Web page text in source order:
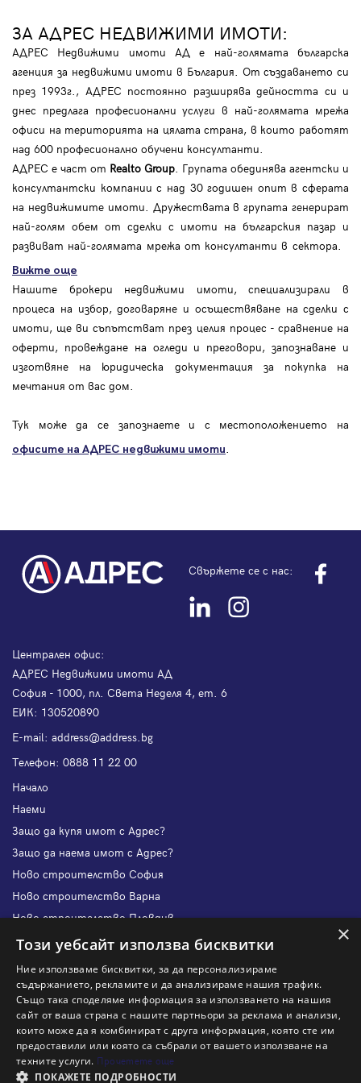
ЗА АДРЕС НЕДВИЖИМИ ИМОТИ:
АДРЕС Недвижими имоти АД е най-голямата българска
агенция за недвижими имоти в България. От създаването си
през 1993г., АДРЕС постоянно разширява дейността си и
днес предлага професионални услуги в най-голямата мрежа
офиси на територията на цялата страна, в които работят
над 600 професионално обучени консултанти.
АДРЕС е част от Realto Group . Групата обединява агентски и
консултантски компании с над 30 годишен опит в сферата
на недвижимите имоти. Дружествата в групата генерират
най-голям обем от сделки с имоти на българския пазар и
развиват най-голямата мрежа от консултанти в сектора.
Вижте още
Нашите брокери недвижими имоти, специализирали в
процеса на избор, договаряне и осъществяване на сделки с
имоти, ще ви съпътстват през целия процес - сравнение на
оферти, провеждане на огледи и преговори, запознаване и
изготвяне на юридическа документация за покупка на
мечтания от вас дом.
Тук може да се запознаете и с местоположението на
офисите на АДРЕС недвижими имоти
Свържете се с нас:
Централен офис:
АДРЕС Недвижими имоти АД
София - 1000, пл. Света Неделя 4, ет. 6
ЕИК: 130520890
Е-mail: address@address.bg
Телефон: 0888 11 22 00
Начало
Наеми
Защо да купя имот с Адрес?
Защо да наема имот с Адрес?
Ново строителство София
Ново строителство Варна
Ново строителство Пловдив
Ново строителство Бургас
Защо да отдам имот с Адрес?
Наши офиси
Кариери
Кои сме ние?
Франчайз
×
Този уебсайт използва бисквитки
Ние използваме бисквитки, за да персонализираме
съдържанието, рекламите и да анализираме нашия трафик.
Също така споделяме информация за използването на нашия
сайт от ваша страна с нашите партньори за реклама и анализи,
които може да я комбинират с друга информация, която сте им
предоставили или която са събрали от вашето използване на
техните услуги. Прочетете още
ПОКАЖЕТЕ ПОДРОБНОСТИ